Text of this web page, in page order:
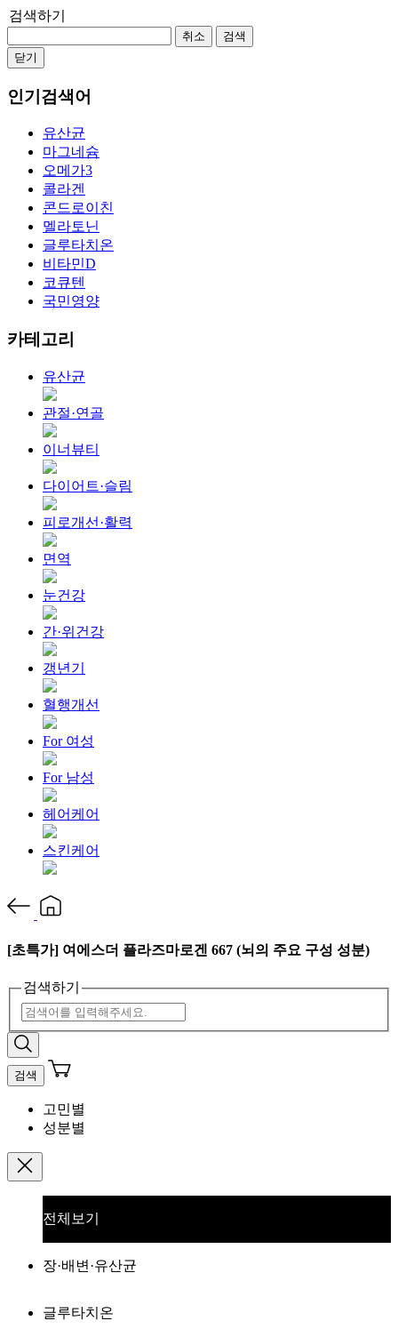
검색하기
취소
검색
닫기
인기검색어
유산균
마그네슘
오메가3
콜라겐
콘드로이친
멜라토닌
글루타치온
비타민D
코큐텐
국민영양
카테고리
유산균
관절·연골
이너뷰티
다이어트·슬림
피로개선·활력
면역
눈건강
간·위건강
갱년기
혈행개선
For 여성
For 남성
헤어케어
스킨케어
[초특가] 여에스더 플라즈마로겐 667 (뇌의 주요 구성 성분)
검색하기
검색
고민별
성분별
전체보기
장·배변·유산균
글루타치온